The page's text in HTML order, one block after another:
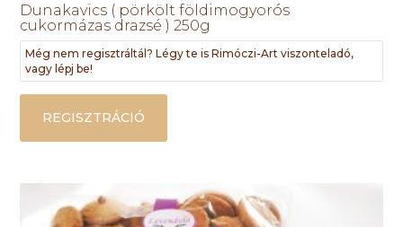
Dunakavics ( pörkölt földimogyorós
cukormázas drazsé ) 250g
Még nem regisztráltál? Légy te is Rimóczi-Art viszonteladó,
vagy lépj be!
REGISZTRÁCIÓ